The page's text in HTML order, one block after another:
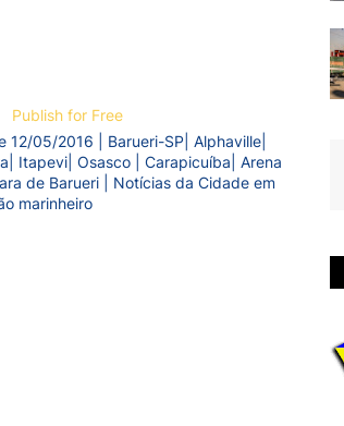
Publish for Free
12/05/2016 | Barueri-SP| Alphaville|
Itapevi| Osasco | Carapicuíba| Arena
de Barueri | Notícias da Cidade em
marinheiro